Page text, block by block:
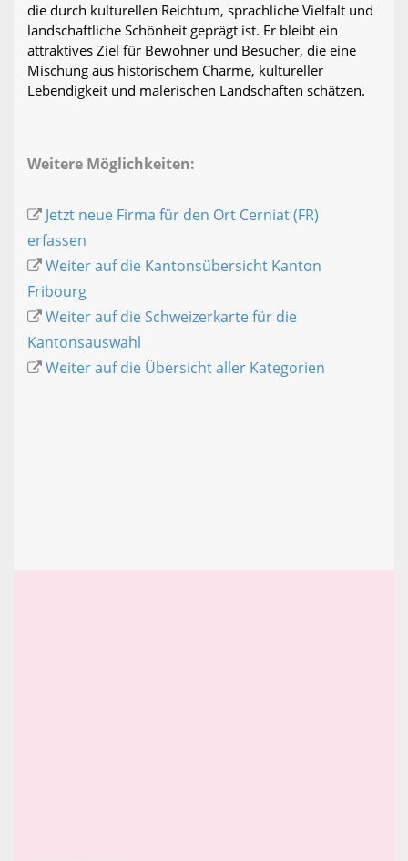
die durch kulturellen Reichtum, sprachliche Vielfalt und
landschaftliche Schönheit geprägt ist. Er bleibt ein
attraktives Ziel für Bewohner und Besucher, die eine
Mischung aus historischem Charme, kultureller
Lebendigkeit und malerischen Landschaften schätzen.
Weitere Möglichkeiten:
Jetzt neue Firma für den Ort Cerniat (FR)
erfassen
Weiter auf die Kantonsübersicht Kanton
Fribourg
Weiter auf die Schweizerkarte für die
Kantonsauswahl
Weiter auf die Übersicht aller Kategorien